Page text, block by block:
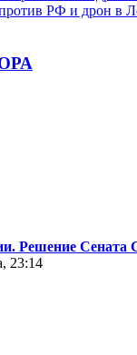
РФ и дрон в
Решение
23:14